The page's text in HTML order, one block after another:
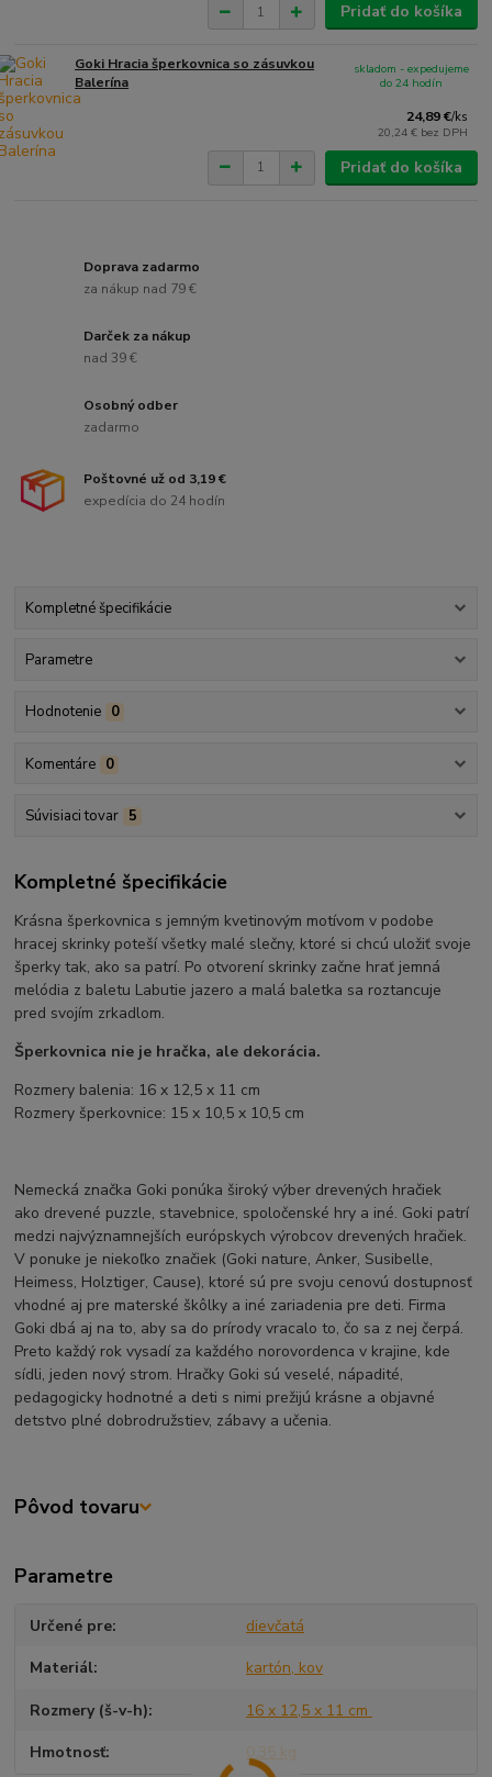
Pridať do košíka
Goki Hracia šperkovnica so zásuvkou
Balerína
24,89 €/ks
20,24 € bez DPH
skladom - expedujeme
do 24 hodín
Pridať do košíka
Doprava zadarmo
za nákup nad 79 €
Darček za nákup
nad 39 €
Osobný odber
zadarmo
Poštovné už od 3,19 €
expedícia do 24 hodín
Kompletné špecifikácie
Parametre
Hodnotenie 0
Komentáre 0
Súvisiaci tovar 5
Kompletné špecifikácie
Krásna šperkovnica s jemným kvetinovým motívom v podobe
hracej skrinky poteší všetky malé slečny, ktoré si chcú uložiť svoje
šperky tak, ako sa patrí. Po otvorení skrinky začne hrať jemná
melódia z baletu Labutie jazero a malá baletka sa roztancuje
pred svojím zrkadlom.
Šperkovnica nie je hračka, ale dekorácia.
Rozmery balenia: 16 x 12,5 x 11 cm
Rozmery šperkovnice: 15 x 10,5 x 10,5 cm
Nemecká značka Goki ponúka široký výber drevených hračiek
ako drevené puzzle, stavebnice, spoločenské hry a iné. Goki patrí
medzi najvýznamnejších európskych výrobcov drevených hračiek.
V ponuke je niekoľko značiek (Goki nature, Anker, Susibelle,
Heimess, Holztiger, Cause), ktoré sú pre svoju cenovú dostupnosť
vhodné aj pre materské škôlky a iné zariadenia pre deti. Firma
Goki dbá aj na to, aby sa do prírody vracalo to, čo sa z nej čerpá.
Preto každý rok vysadí za každého norovordenca v krajine, kde
sídli, jeden nový strom. Hračky Goki sú veselé, nápadité,
pedagogicky hodnotné a deti s nimi prežijú krásne a objavné
detstvo plné dobrodružstiev, zábavy a učenia.
Pôvod tovaru
Parametre
Určené pre dievčatá
Materiál kartón, kov
Rozmery (š-v-h) 16 x 12,5 x 11 cm
Hmotnosť 0,35 kg